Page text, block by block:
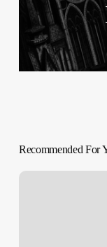
Recommended For
Izal